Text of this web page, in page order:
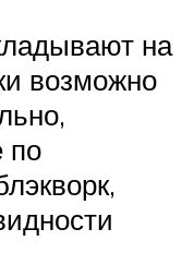
на
возможно
по